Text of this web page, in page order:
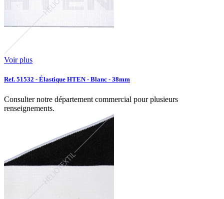
Voir plus
Ref. 51532 - Élastique HTEN - Blanc - 38mm
Consulter notre département commercial pour plusieurs
renseignements.